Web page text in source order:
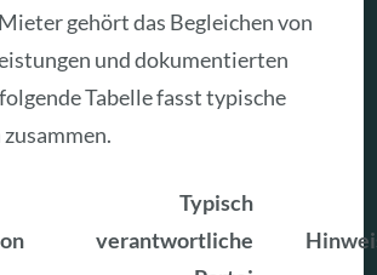
gehört das Begleichen von
und dokumentierten
Tabelle fasst typische
Typisch
verantwortliche